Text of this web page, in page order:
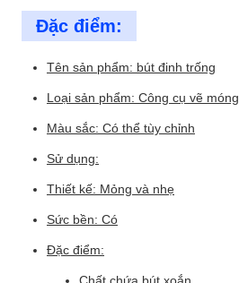
Đặc điểm:
Tên sản phẩm: bút đinh trống
Loại sản phẩm: Công cụ vẽ móng
Màu sắc: Có thể tùy chỉnh
Sử dụng:
Thiết kế: Mỏng và nhẹ
Sức bền: Có
Đặc điểm: